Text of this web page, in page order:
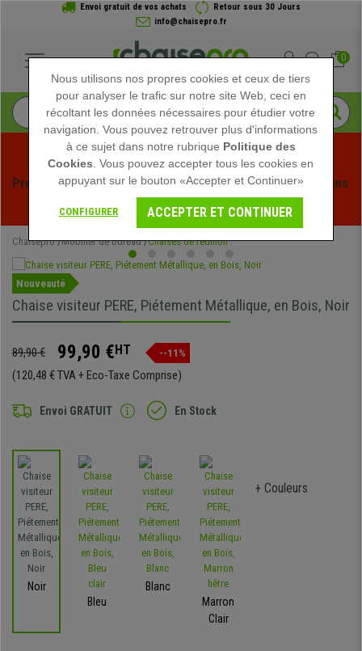
Envoi gratuit de vos achats
Retour sous 30 Jours
info@chaisepro.fr
0
Profitez des soldes d'été chez Chaisepro ! Des réductions
exclusives pour une durée limitée - Voir l'offre
Chaisepro Mobilier de bureau Chaises de réunion
Nouveauté
Chaise visiteur PERE, Piétement Métallique, en Bois, Noir
89,90 € 99,90 €HT --11%
(120,48 € TVA + Eco-Taxe Comprise)
Envoi GRATUIT En Stock
Noir
Bleu
Blanc
Marron
Clair
+ Couleurs
Nous utilisons nos propres cookies et ceux de tiers
pour analyser le trafic sur notre site Web, ceci en
récoltant les données nécessaires pour étudier votre
navigation. Vous pouvez retrouver plus d'informations
à ce sujet dans notre rubrique Politique des
Cookies . Vous pouvez accepter tous les cookies en
appuyant sur le bouton «Accepter et Continuer»
CONFIGURER ACCEPTER ET CONTINUER